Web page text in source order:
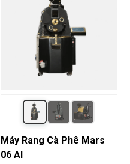
Máy Rang Cà Phê Mars
06 AI